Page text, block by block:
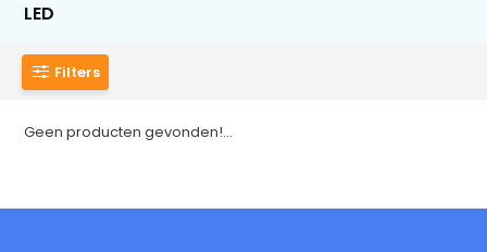
LED
Filters
Geen producten gevonden!...